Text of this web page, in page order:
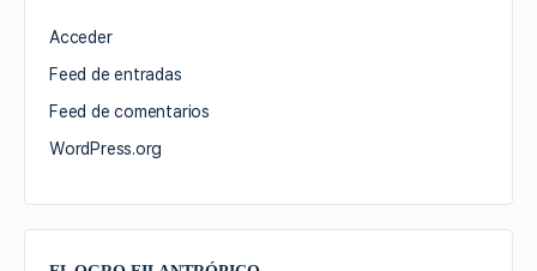
Acceder
Feed de entradas
Feed de comentarios
WordPress.org